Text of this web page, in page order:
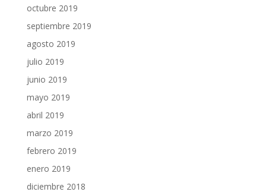
octubre 2019
septiembre 2019
agosto 2019
julio 2019
junio 2019
mayo 2019
abril 2019
marzo 2019
febrero 2019
enero 2019
diciembre 2018